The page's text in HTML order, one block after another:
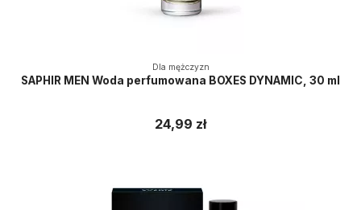
Dla mężczyzn
SAPHIR MEN Woda perfumowana BOXES DYNAMIC, 30 ml
24,99 zł